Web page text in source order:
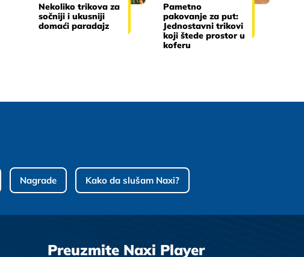
Nekoliko trikova za
sočniji i ukusniji
domaći paradajz
Pametno
pakovanje za put:
Jednostavni trikovi
koji štede prostor u
koferu
Nagrade Kako da slušam Naxi?
Preuzmite Naxi Player